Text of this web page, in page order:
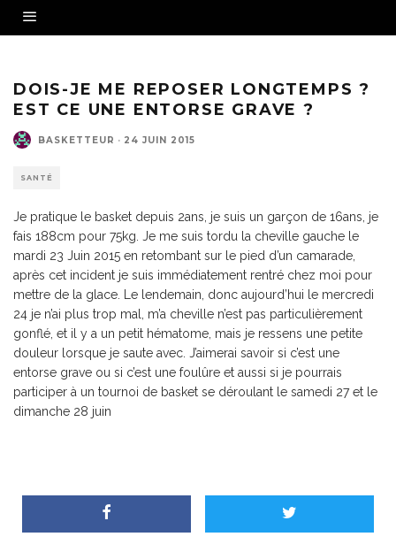
DOIS-JE ME REPOSER LONGTEMPS ?
EST CE UNE ENTORSE GRAVE ?
BASKETTEUR · 24 JUIN 2015
SANTÉ
Je pratique le basket depuis 2ans, je suis un garçon de 16ans, je
fais 188cm pour 75kg. Je me suis tordu la cheville gauche le
mardi 23 Juin 2015 en retombant sur le pied d’un camarade,
après cet incident je suis immédiatement rentré chez moi pour
mettre de la glace. Le lendemain, donc aujourd’hui le mercredi
24 je n’ai plus trop mal, m’a cheville n’est pas particulièrement
gonflé, et il y a un petit hématome, mais je ressens une petite
douleur lorsque je saute avec. J’aimerai savoir si c’est une
entorse grave ou si c’est une foulûre et aussi si je pourrais
participer à un tournoi de basket se déroulant le samedi 27 et le
dimanche 28 juin